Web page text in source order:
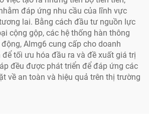
đáp ứng nhu cầu của lĩnh vực
lai. Bằng cách đầu tư nguồn lực
cộng gộp, các hệ thống hàn thông
Almg6 cung cấp cho doanh
tối ưu hóa đầu ra và đề xuất giá trị
đều được phát triển để đáp ứng các
về an toàn và hiệu quả trên thị trường